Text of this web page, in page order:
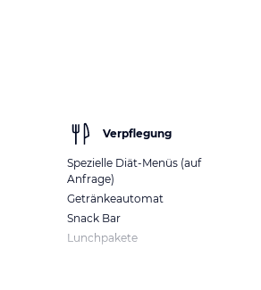
Verpflegung
Spezielle Diät-Menüs (auf
Anfrage)
Getränkeautomat
Snack Bar
Lunchpakete